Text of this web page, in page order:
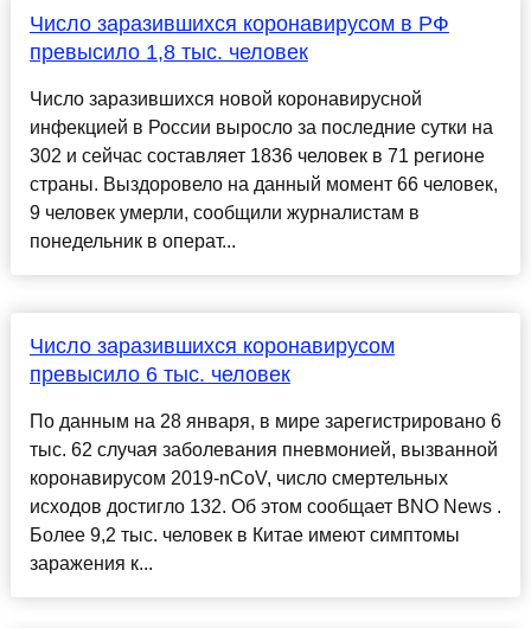
Число заразившихся коронавирусом в РФ
превысило 1,8 тыс. человек
Число заразившихся новой коронавирусной
инфекцией в России выросло за последние сутки на
302 и сейчас составляет 1836 человек в 71 регионе
страны. Выздоровело на данный момент 66 человек,
9 человек умерли, сообщили журналистам в
понедельник в операт...
Число заразившихся коронавирусом
превысило 6 тыс. человек
По данным на 28 января, в мире зарегистрировано 6
тыс. 62 случая заболевания пневмонией, вызванной
коронавирусом 2019-nCoV, число смертельных
исходов достигло 132. Об этом сообщает BNO News .
Более 9,2 тыс. человек в Китае имеют симптомы
заражения к...